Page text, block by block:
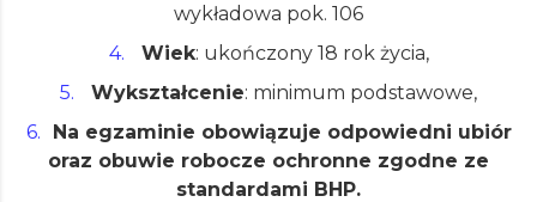
wykładowa pok. 106
Wiek: ukończony 18 rok życia,
Wykształcenie: minimum podstawowe,
Na egzaminie obowiązuje odpowiedni ubiór
oraz obuwie robocze ochronne zgodne ze
standardami BHP.